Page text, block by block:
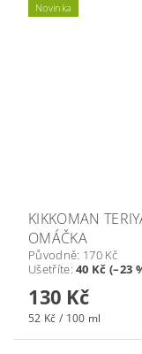
Novinka
KIKKOMAN
OMÁČKA
Původně: 170 Kč
Ušetříte:40 Kč (–23
130 Kč
52 Kč / 100 ml